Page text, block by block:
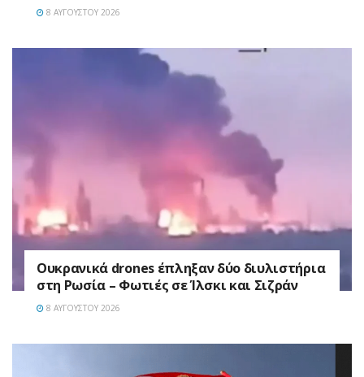
8 ΑΥΓΟΎΣΤΟΥ 2026
Ουκρανικά drones έπληξαν δύο διυλιστήρια
στη Ρωσία – Φωτιές σε Ίλσκι και Σιζράν
8 ΑΥΓΟΎΣΤΟΥ 2026